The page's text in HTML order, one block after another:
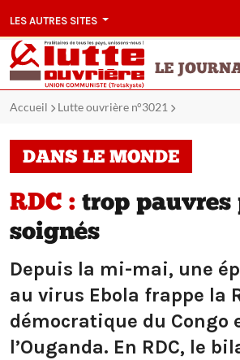
LES AUTRES SITES
LE
Accueil Lutte ouvrière n°3021
DANS LE MONDE
RDC : trop pauvres
soignés
Depuis la mi-mai, une
au virus Ebola frappe la
démocratique du Congo
l’Ouganda. En RDC, le